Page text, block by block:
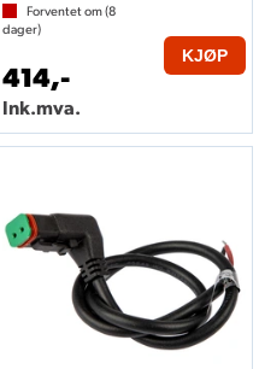
Forventet om (8
dager)
414,-
Ink.mva.
KJØP